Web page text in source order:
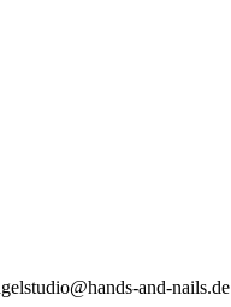
and-nails.de